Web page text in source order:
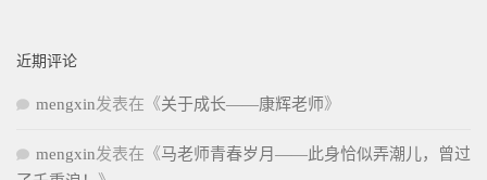
近期评论
mengxin发表在《关于成长——康辉老师》
mengxin发表在《马老师青春岁月——此身恰似弄潮儿，曾过